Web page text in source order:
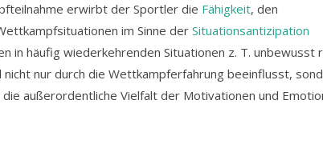
erwirbt der Sportler die Fähigkeit, den
im Sinne der Situationsantizipation
in häufig wiederkehrenden Situationen z. T. unbewusst
nur durch die Wettkampferfahrung beeinflusst,
außerordentliche Vielfalt der Motivationen und